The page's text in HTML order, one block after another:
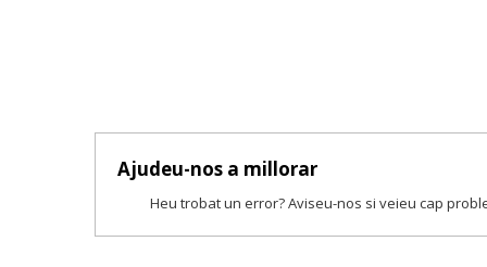
Ajudeu-nos a millorar
Heu trobat un error? Aviseu-nos si veieu cap